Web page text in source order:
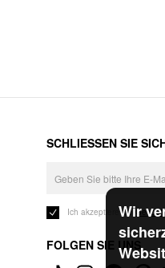
Wir
SCHLIESSEN SIE
Ich akzeptiere die
FOLGEN SIE UNS